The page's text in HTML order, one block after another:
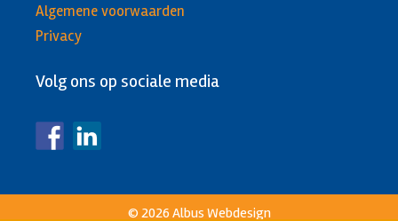
Algemene voorwaarden
Privacy
Volg ons op sociale media
© 2026 Albus Webdesign